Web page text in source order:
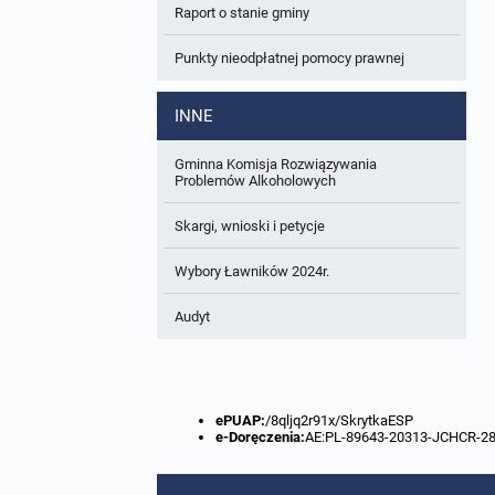
W trakcie opracowania
Zbiory danych przestrzennych
Analizy zmian w zagospodarowaniu
Raport o stanie gminy
Punkty nieodpłatnej pomocy prawnej
INNE
Gminna Komisja Rozwiązywania
Problemów Alkoholowych
Skargi, wnioski i petycje
Wybory Ławników 2024r.
Audyt
ePUAP:/8qljq2r91x/SkrytkaESP
e-Doręczenia:AE:PL-89643-20313-JCHCR-28